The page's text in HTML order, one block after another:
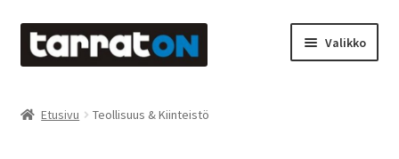
Siirry
navigointiin
Siirry
sisältöön
Valikko
Etusivu Teollisuus & Kiinteistö